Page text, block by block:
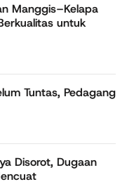
Manggis–Kelapa
untuk
Tuntas, Pedagang
Disorot, Dugaan